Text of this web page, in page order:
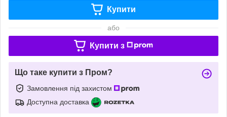
Купити
або
Купити з
Що таке купити з Пром?
Замовлення під захистом
Доступна доставка